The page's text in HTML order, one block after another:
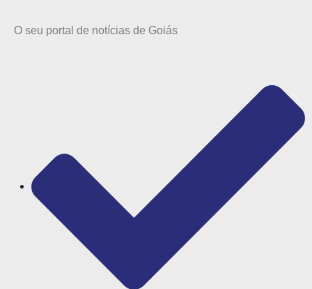
O seu portal de notícias de Goiás